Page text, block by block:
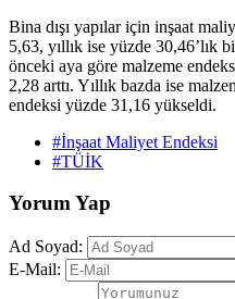
Bina dışı yapılar için inşaat
5,63, yıllık ise yüzde 30,46’lık
önceki aya göre malzeme
2,28 arttı. Yıllık bazda ise
endeksi yüzde 31,16 yükseldi.
#İnşaat Maliyet Endeksi
#TÜİK
Yorum Yap
Ad Soyad:
E-Mail: